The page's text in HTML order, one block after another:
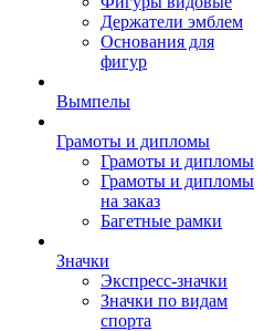
Держатели эмблем
Основания для
фигур
Вымпелы
Грамоты и дипломы
Грамоты и дипломы
Грамоты и дипломы
на заказ
Багетные рамки
Значки
Экспресс-значки
Значки по видам
спорта